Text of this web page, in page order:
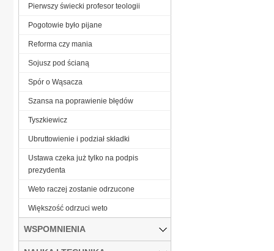
Pierwszy świecki profesor teologii
Pogotowie było pijane
Reforma czy mania
Sojusz pod ścianą
Spór o Wąsacza
Szansa na poprawienie błędów
Tyszkiewicz
Ubruttowienie i podział składki
Ustawa czeka już tylko na podpis
prezydenta
Weto raczej zostanie odrzucone
Większość odrzuci weto
WSPOMNIENIA